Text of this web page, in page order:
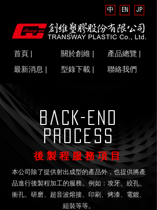
Back-end
process
後製程服務項目
本公司除了提供射出成型的產品外，也提供將產
品進行後製程加工的服務。例如：攻牙、絞孔、
衝孔、研磨、超音波熔接、印刷、烤漆、電鍍、
組裝等等。
首頁 | 關於創維 |
產品總覽 |
最新消息 |
型錄下載 | 聯絡我們
中 EN JP